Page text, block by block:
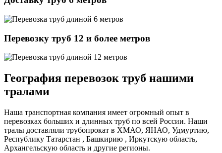
Перевозку труб 12 и более метров
География перевозок труб нашими
тралами
Наша транспортная компания имеет огромный опыт в
перевозках больших и длинных труб по всей России. Наши
тралы доставляли трубопрокат в ХМАО, ЯНАО, Удмуртию,
Республику Татарстан , Башкирию , Иркутскую область,
Архангельскую область и другие регионы.